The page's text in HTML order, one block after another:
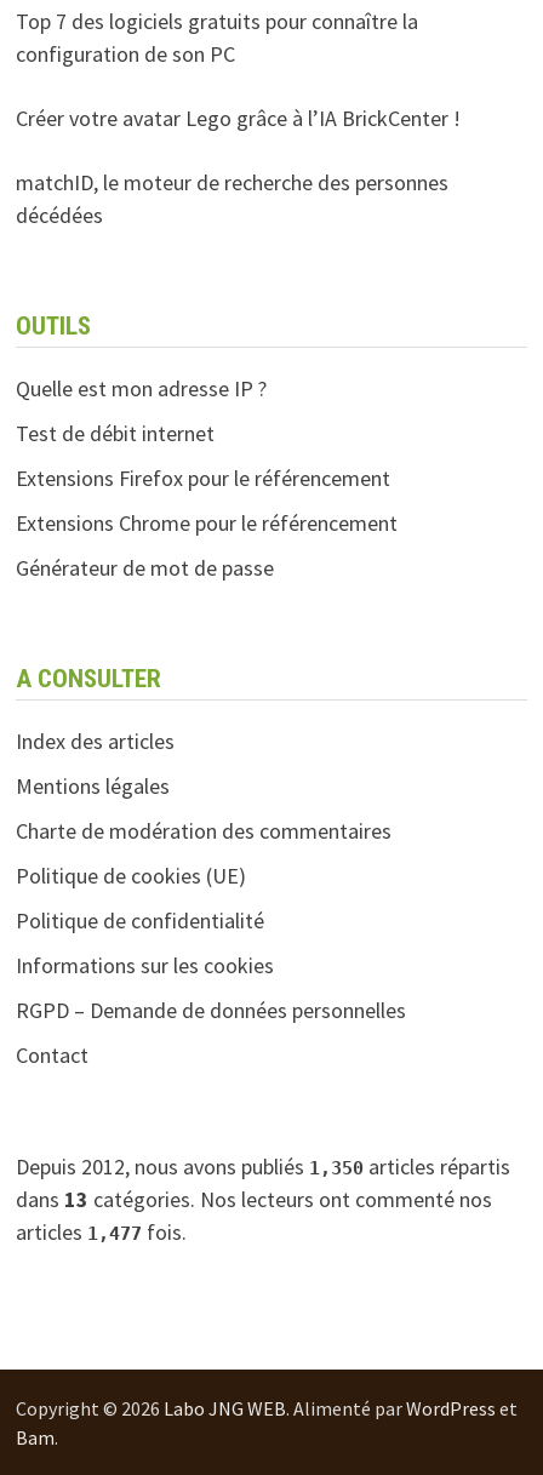
Top 7 des logiciels gratuits pour connaître la
configuration de son PC
Créer votre avatar Lego grâce à l’IA BrickCenter !
matchID, le moteur de recherche des personnes
décédées
OUTILS
Quelle est mon adresse IP ?
Test de débit internet
Extensions Firefox pour le référencement
Extensions Chrome pour le référencement
Générateur de mot de passe
A CONSULTER
Index des articles
Mentions légales
Charte de modération des commentaires
Politique de cookies (UE)
Politique de confidentialité
Informations sur les cookies
RGPD – Demande de données personnelles
Contact
Depuis 2012, nous avons publiés 1,350 articles répartis
dans 13 catégories. Nos lecteurs ont commenté nos
articles 1,477 fois.
Copyright © 2026 Labo JNG WEB. Alimenté parWordPress et
Bam.